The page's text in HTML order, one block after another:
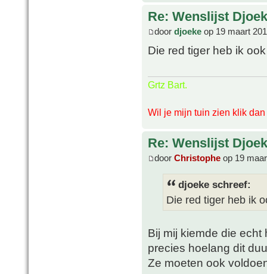
Re: Wenslijst
door djoeke op 19 maart
Die red tiger heb ik
Grtz Bart.
Wil je mijn tuin zien klik dan
Re: Wenslijst
door Christophe op 19
djoeke schreef:
Die red tiger heb ik
Bij mij kiemde die echt
precies hoelang dit
Ze moeten ook